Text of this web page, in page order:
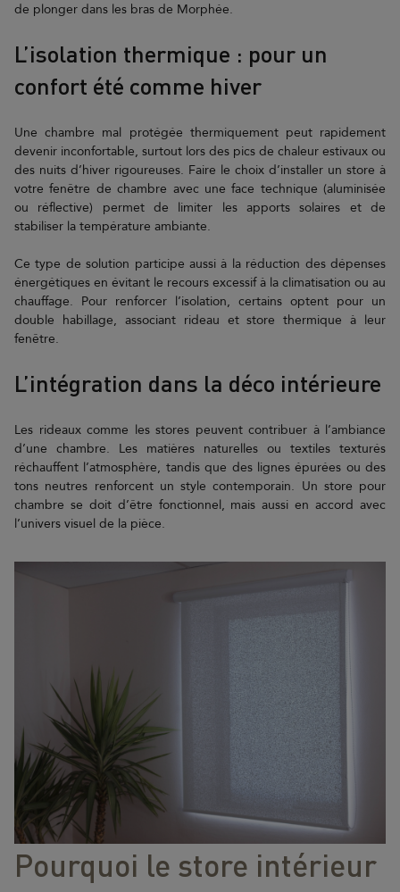
de plonger dans les bras de Morphée.
L’isolation thermique : pour un
confort été comme hiver
Une chambre mal protégée thermiquement peut rapidement
devenir inconfortable, surtout lors des pics de chaleur estivaux ou
des nuits d’hiver rigoureuses. Faire le choix d’installer un store à
votre fenêtre de chambre avec une face technique (aluminisée
ou réflective) permet de limiter les apports solaires et de
stabiliser la température ambiante.
Ce type de solution participe aussi à la réduction des dépenses
énergétiques en évitant le recours excessif à la climatisation ou au
chauffage. Pour renforcer l’isolation, certains optent pour un
double habillage, associant rideau et store thermique à leur
fenêtre.
L’intégration dans la déco intérieure
Les rideaux comme les stores peuvent contribuer à l’ambiance
d’une chambre. Les matières naturelles ou textiles texturés
réchauffent l’atmosphère, tandis que des lignes épurées ou des
tons neutres renforcent un style contemporain. Un store pour
chambre se doit d’être fonctionnel, mais aussi en accord avec
l’univers visuel de la pièce.
Pourquoi le store intérieur